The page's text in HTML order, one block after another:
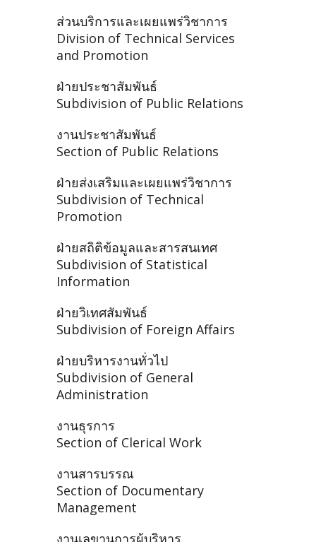
ส่วนบริการและเผยแพร่วิชาการ
Division of Technical Services
and Promotion
ฝ่ายประชาสัมพันธ์
Subdivision of Public Relations
งานประชาสัมพันธ์
Section of Public Relations
ฝ่ายส่งเสริมและเผยแพร่วิชาการ
Subdivision of Technical
Promotion
ฝ่ายสถิติข้อมูลและสารสนเทศ
Subdivision of Statistical
Information
ฝ่ายวิเทศสัมพันธ์
Subdivision of Foreign Affairs
ฝ่ายบริหารงานทั่วไป
Subdivision of General
Administration
งานธุรการ
Section of Clerical Work
งานสารบรรณ
Section of Documentary
Management